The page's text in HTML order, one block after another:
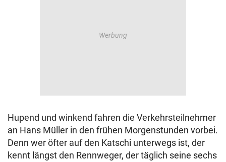
Hupend und winkend fahren die Verkehrsteilnehmer
an Hans Müller in den frühen Morgenstunden vorbei.
Denn wer öfter auf den Katschi unterwegs ist, der
kennt längst den Rennweger, der täglich seine sechs